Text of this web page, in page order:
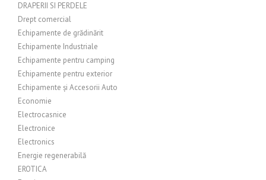
DRAPERII SI PERDELE
Drept comercial
Echipamente de grădinărit
Echipamente Industriale
Echipamente pentru camping
Echipamente pentru exterior
Echipamente și Accesorii Auto
Economie
Electrocasnice
Electronice
Electronics
Energie regenerabilă
EROTICA